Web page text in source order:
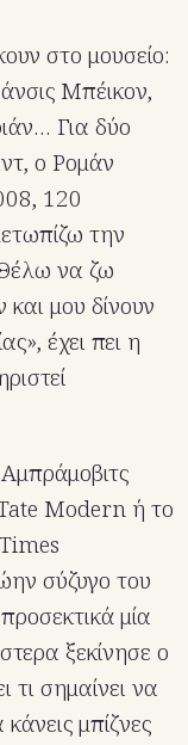
στο μουσείο:
Μπέικον,
Για δύο
ο Ρομάν
120
την
να ζω
μου δίνουν
έχει πει η
Modern ή το
σύζυγο του
μία
ξεκίνησε ο
τι σημαίνει να
μπίζνες